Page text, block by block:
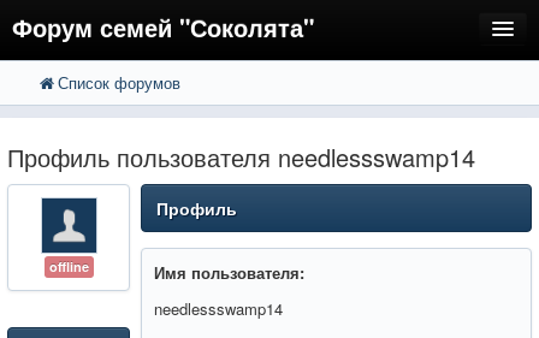
Форум семей "Соколята"
FAQ
Регистрация
Вход
Список форумов
Профиль пользователя needlessswamp14
offline
Профиль
Имя пользователя:
needlessswamp14